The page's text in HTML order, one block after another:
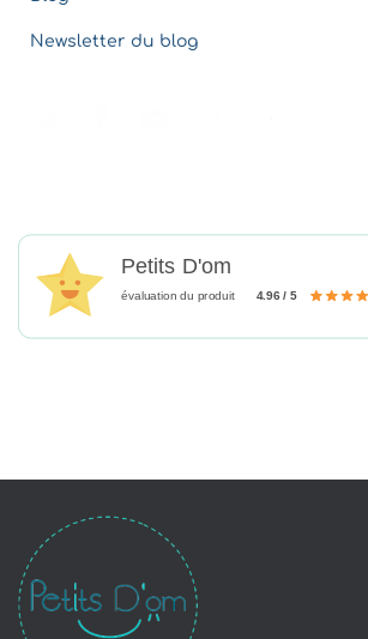
Newsletter du blog
Petits D'om
évaluation du produit 4.96 / 5